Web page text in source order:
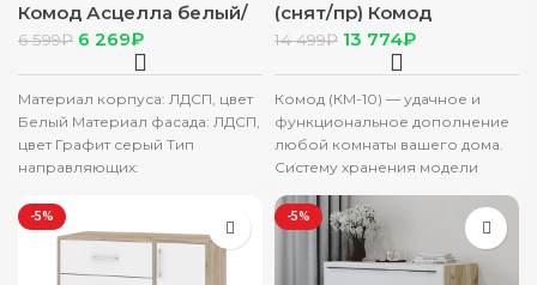
Комод Асцелла белый/
графит серый
6 599₽ 6 269₽
Материал корпуса: ЛДСП, цвет
Белый Материал фасада: ЛДСП,
цвет Графит серый Тип
направляющих:
шариковые«Boyard» / «Marshall»
Опоры: Подпятник Ширина:
(снят/пр) Комод
“Наоми”КМ-10 дуб
каньон/белый глянец
14 499₽ 13 774₽
Комод (КМ-10) — удачное и
функциональное дополнение
любой комнаты вашего дома.
Систему хранения модели
ящика на шариковых
-5% -5%